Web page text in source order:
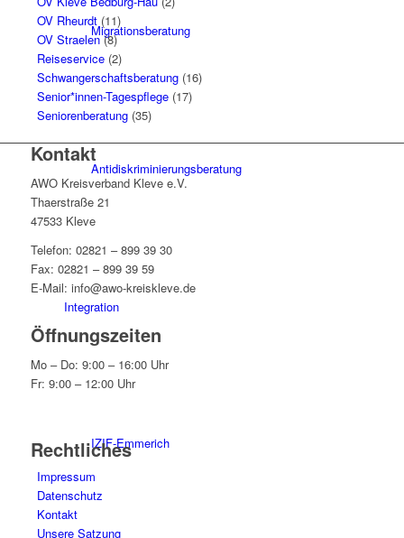
Migrationsberatung
Antidiskriminierungsberatung
Integration
IZIF-Emmerich
OV Rheurdt(11)
OV Straelen(8)
Reiseservice(2)
Schwangerschaftsberatung(16)
Senior*innen-Tagespflege(17)
Seniorenberatung(35)
Kontakt
AWO Kreisverband Kleve e.V.
Thaerstraße 21
47533 Kleve
Telefon: 02821 – 899 39 30
Fax: 02821 – 899 39 59
E-Mail: info@awo-kreiskleve.de
Öffnungszeiten
Mo – Do: 9:00 – 16:00 Uhr
Fr: 9:00 – 12:00 Uhr
Rechtliches
Impressum
Datenschutz
Kontakt
Unsere Satzung